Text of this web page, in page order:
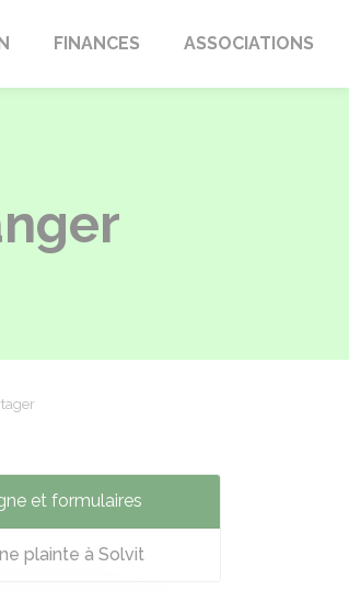
FINANCES ASSOCIATIONS
et formulaires
plainte à Solvit